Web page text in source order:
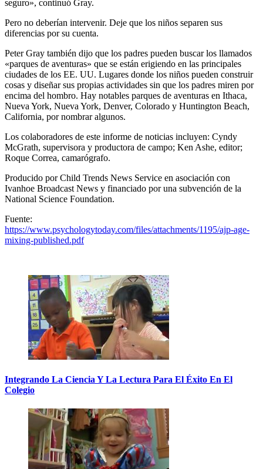
seguro», continuó Gray.
Pero no deberían intervenir. Deje que los niños separen sus
diferencias por su cuenta.
Peter Gray también dijo que los padres pueden buscar los llamados
«parques de aventuras» que se están erigiendo en las principales
ciudades de los EE. UU. Lugares donde los niños pueden construir
cosas y diseñar sus propias actividades sin que los padres miren por
encima del hombro. Hay notables parques de aventuras en Ithaca,
Nueva York, Nueva York, Denver, Colorado y Huntington Beach,
California, por nombrar algunos.
Los colaboradores de este informe de noticias incluyen: Cyndy
McGrath, supervisora ​​y productora de campo; Ken Ashe, editor;
Roque Correa, camarógrafo.
Producido por Child Trends News Service en asociación con
Ivanhoe Broadcast News y financiado por una subvención de la
National Science Foundation.
Fuente:
https://www.psychologytoday.com/files/attachments/1195/ajp-age-
mixing-published.pdf
Integrando La Ciencia Y La Lectura Para El Éxito En El
Colegio